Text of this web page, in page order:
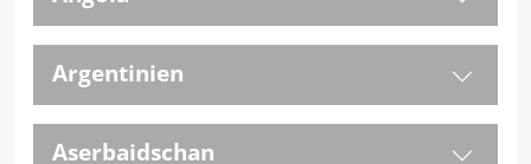
Argentinien
Aserbaidschan